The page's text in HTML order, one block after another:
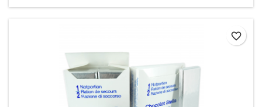
favorite_border